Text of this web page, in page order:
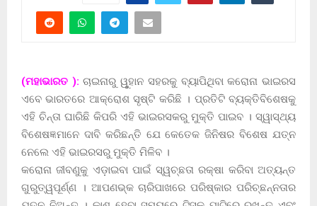
(ମହାଭାରତ ): ଚାଇନାରୁ ୱୁହାନ ସହରକୁ ବ୍ୟାପିଥିବା କରୋନା ଭାଇରସ
ଏବେ ଭାରତରେ ଆକ୍ରୋଶ ସୃଷ୍ଟି କରିଛି । ପ୍ରତିଟି ବ୍ୟକ୍ତିବିଶେଷକୁ
ଏହି ଚିନ୍ତା ଘାରିଛି କିପରି ଏହି ଭାଇରସକରୁ ମୁକ୍ତି ପାଇବ । ସ୍ୱାସ୍ଥ୍ୟ
ବିଶେଷଜ୍ଞମାନେ ଦାବି କରିଛନ୍ତି ଯେ କେତେକ ଜିନିଷର ବିଶେଷ ଯତ୍ନ
ନେଲେ ଏହି ଭାଇରସରୁ ମୁକ୍ତି ମିଳିବ ।
କରୋନା ଜୀବଣୁକୁ ଏଡ଼ାଇବା ପାଇଁ ସ୍ୱଚ୍ଛତା ରକ୍ଷା କରିବା ଅତ୍ୟନ୍ତ
ଗୁରୁତ୍ୱପୂର୍ଣ୍ଣ । ଆପଣଭ୍କ ଚାରିପାଖରେ ପରିଷ୍କାର ପରିଚ୍ଛନ୍ନତାର